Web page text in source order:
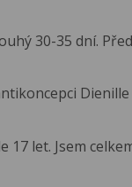
30-35 dní.
Dienille
let. Jsem